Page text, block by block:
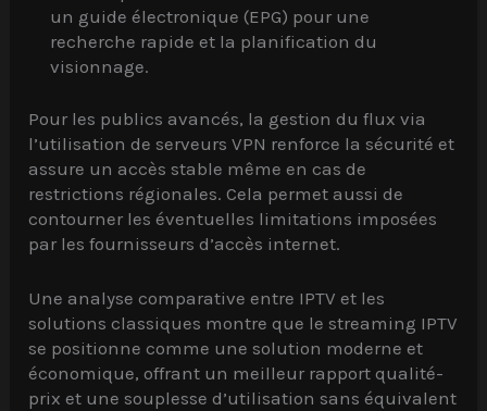
un guide électronique (EPG) pour une
recherche rapide et la planification du
visionnage.
Pour les publics avancés, la gestion du flux via
l’utilisation de serveurs VPN renforce la sécurité et
assure un accès stable même en cas de
restrictions régionales. Cela permet aussi de
contourner les éventuelles limitations imposées
par les fournisseurs d’accès internet.
Une analyse comparative entre IPTV et les
solutions classiques montre que le streaming IPTV
se positionne comme une solution moderne et
économique, offrant un meilleur rapport qualité-
prix et une souplesse d’utilisation sans équivalent